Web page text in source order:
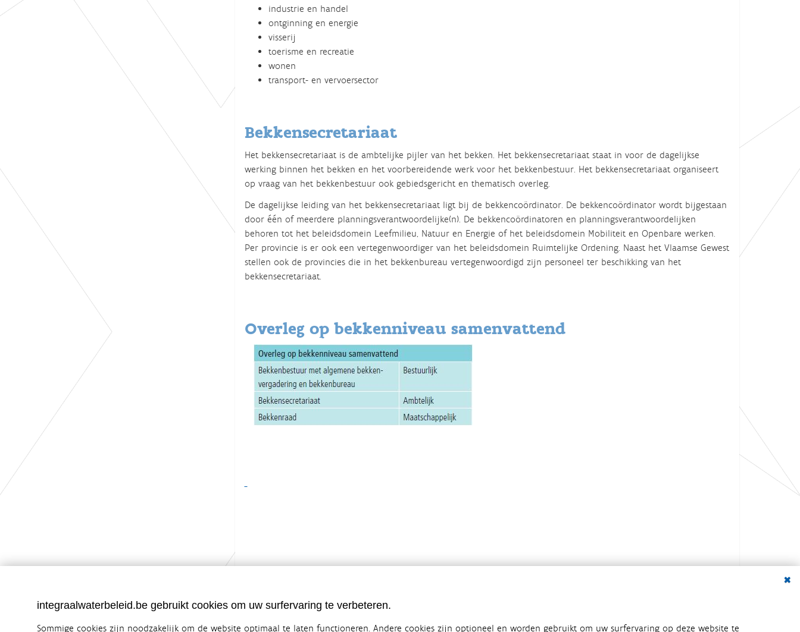
industrie en handel
ontginning en energie
visserij
toerisme en recreatie
wonen
transport- en vervoersector
Bekkensecretariaat
Het bekkensecretariaat is de ambtelijke pijler van het bekken. Het bekkensecretariaat staat in voor de dagelijkse
werking binnen het bekken en het voorbereidende werk voor het bekkenbestuur. Het bekkensecretariaat organiseert
op vraag van het bekkenbestuur ook gebiedsgericht en thematisch overleg.
De dagelijkse leiding van het bekkensecretariaat ligt bij de bekkencoördinator. De bekkencoördinator wordt bijgestaan
door één of meerdere planningsverantwoordelijke(n). De bekkencoördinatoren en planningsverantwoordelijken
behoren tot het beleidsdomein Leefmilieu, Natuur en Energie of het beleidsdomein Mobiliteit en Openbare werken.
Per provincie is er ook een vertegenwoordiger van het beleidsdomein Ruimtelijke Ordening. Naast het Vlaamse Gewest
stellen ook de provincies die in het bekkenbureau vertegenwoordigd zijn personeel ter beschikking van het
bekkensecretariaat.
Overleg op bekkenniveau samenvattend
integraalwaterbeleid.be gebruikt cookies om uw surfervaring te verbeteren.
Sommige cookies zijn noodzakelijk om de website optimaal te laten functioneren. Andere cookies zijn optioneel en worden gebruikt om uw surfervaring op deze website te